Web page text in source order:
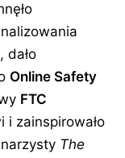
dało
Online Safety
FTC
i zainspirowało
The